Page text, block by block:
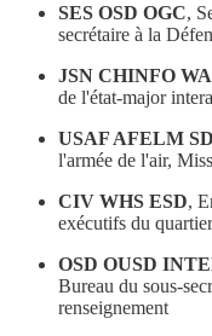
SES OSD OGC,
secrétaire à la
JSN CHINFO
de l'état-major
USAF AFELM SD
l'armée de l'air,
CIV WHS ESD,
exécutifs du
OSD OUSD
Bureau du sous-
renseignement